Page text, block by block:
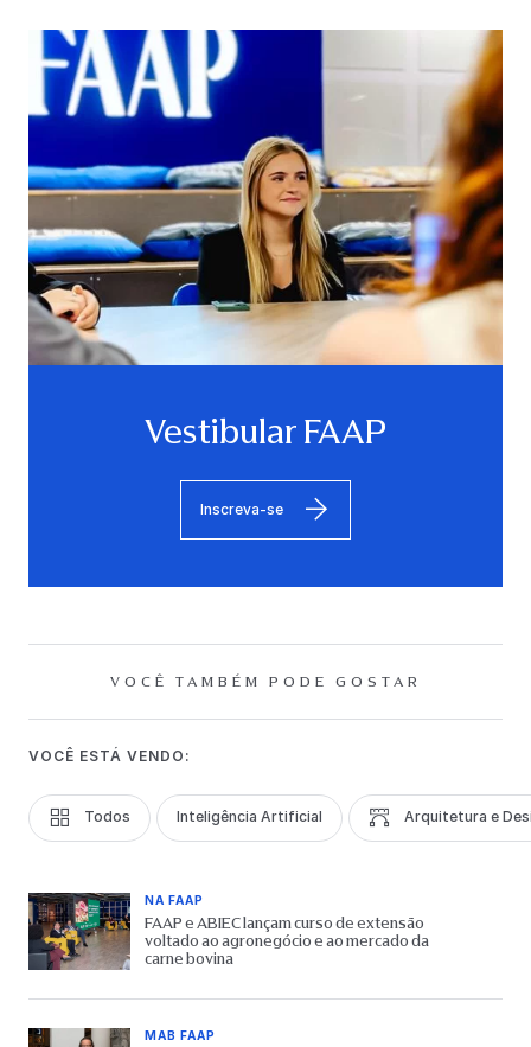
Vestibular FAAP
Inscreva-se
VOCÊ TAMBÉM PODE GOSTAR
VOCÊ ESTÁ VENDO:
Todos Inteligência Artificial Arquitetura e
NA FAAP
FAAP e ABIEC lançam curso de extensão
voltado ao agronegócio e ao mercado da
carne bovina
MAB FAAP